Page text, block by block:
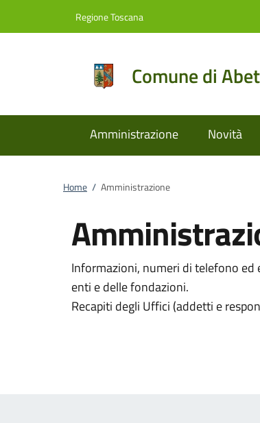
Regione Toscana
Comune di
Amministrazione Novità
Home / Amministrazione
Informazioni, numeri di telefono
enti e delle fondazioni.
Recapiti degli Uffici (addetti e